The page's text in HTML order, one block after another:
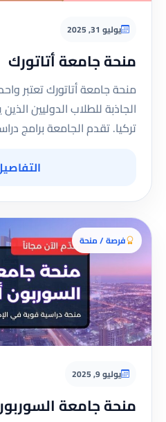
يوليو 31, 2025
منحة جامعة أتاتورك
منحة جامعة أتاتورك تعتبر
الجاذبة للطلاب الدوليين
تركيا. تقدم الجامعة برامج
فرصة / منحة
يوليو 9, 2025
منحة جامعة